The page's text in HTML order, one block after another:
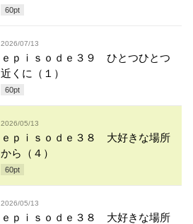
60pt
2026/07/13
ｅｐｉｓｏｄｅ３９ ひとつひとつ
近くに（１）
60pt
2026/05/13
ｅｐｉｓｏｄｅ３８ 大好きな場所
から（４）
60pt
2026/05/13
ｅｐｉｓｏｄｅ３８ 大好きな場所